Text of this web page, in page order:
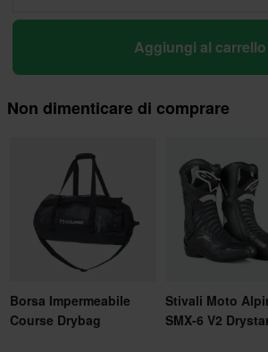
Aggiungi al carrello
Non dimenticare di comprare
Borsa Impermeabile
Course Drybag
Stivali Moto
SMX-6 V2